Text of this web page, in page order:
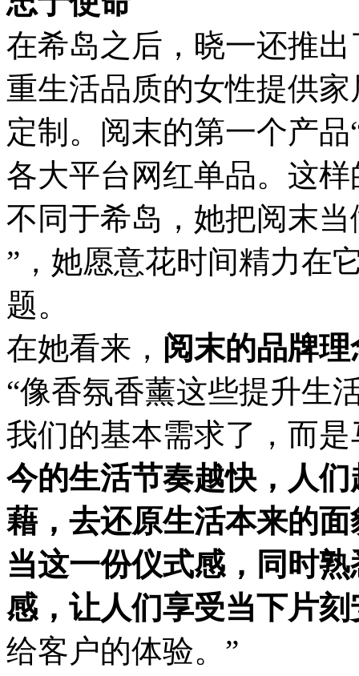
在希岛之后，晓一还推
重生活品质的女性提供
定制。阅末的第一个产
各大平台网红单品。这
不同于希岛，她把阅末
”，她愿意花时间精力在
题。
在她看来， 阅末的品牌
“像香氛香薰这些提升生
我们的基本需求了，而
今的生活节奏越快，人
藉，去还原生活本来的
当这一份仪式感，同时
感，让人们享受当下片刻
给客户的体验。”